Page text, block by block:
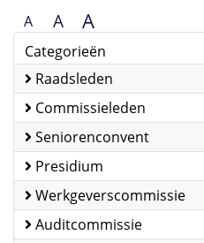
A A A
Categorieën
Raadsleden
Commissieleden
Seniorenconvent
Presidium
Werkgeverscommissie
Auditcommissie